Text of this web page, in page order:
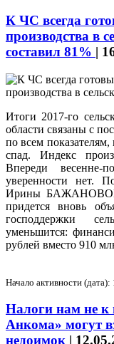
К ЧС всегда
производства в
составил 81% |
Итоги 2017-го
области связаны с
по всем
спад. Индекс
Впереди
уверенности нет.
Ирины БАЖАНОВОЙ,
придется вновь
господдержки
уменьшится:
рублей вместо 910
Начало активности
Налоги нам не к
Анкома» могут
недоимок |